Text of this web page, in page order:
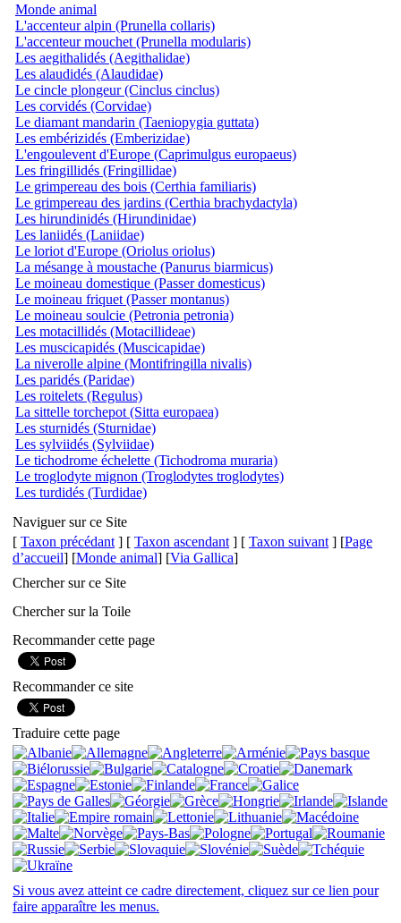
Monde animal
L'accenteur alpin (Prunella collaris)
L'accenteur mouchet (Prunella modularis)
Les aegithalidés (Aegithalidae)
Les alaudidés (Alaudidae)
Le cincle plongeur (Cinclus cinclus)
Les corvidés (Corvidae)
Le diamant mandarin (Taeniopygia guttata)
Les embérizidés (Emberizidae)
L'engoulevent d'Europe (Caprimulgus europaeus)
Les fringillidés (Fringillidae)
Le grimpereau des bois (Certhia familiaris)
Le grimpereau des jardins (Certhia brachydactyla)
Les hirundinidés (Hirundinidae)
Les laniidés (Laniidae)
Le loriot d'Europe (Oriolus oriolus)
La mésange à moustache (Panurus biarmicus)
Le moineau domestique (Passer domesticus)
Le moineau friquet (Passer montanus)
Le moineau soulcie (Petronia petronia)
Les motacillidés (Motacillideae)
Les muscicapidés (Muscicapidae)
La niverolle alpine (Montifringilla nivalis)
Les paridés (Paridae)
Les roitelets (Regulus)
La sittelle torchepot (Sitta europaea)
Les sturnidés (Sturnidae)
Les sylviidés (Sylviidae)
Le tichodrome échelette (Tichodroma muraria)
Le troglodyte mignon (Troglodytes troglodytes)
Les turdidés (Turdidae)
Naviguer sur ce Site
[ Taxon précédant ] [ Taxon ascendant ] [ Taxon suivant ] [Page
d’accueil] [Monde animal] [Via Gallica]
Chercher sur ce Site
Chercher sur la Toile
Recommander cette page
Recommander ce site
Traduire cette page
Si vous avez atteint ce cadre directement, cliquez sur ce lien pour
faire apparaître les menus.